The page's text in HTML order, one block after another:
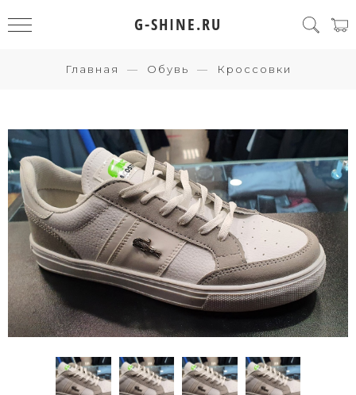
G-SHINE.RU
Главная Обувь Кроссовки